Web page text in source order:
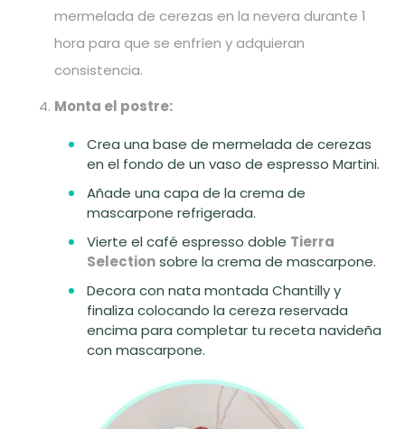
mermelada de cerezas en la nevera durante 1
hora para que se enfríen y adquieran
consistencia.
Monta el postre:
Crea una base de mermelada de cerezas
en el fondo de un vaso de espresso Martini.
Añade una capa de la crema de
mascarpone refrigerada.
Vierte el café espresso doble Tierra
Selectionsobre la crema de mascarpone.
Decora con nata montada Chantilly y
finaliza colocando la cereza reservada
encima para completar tu receta navideña
con mascarpone.